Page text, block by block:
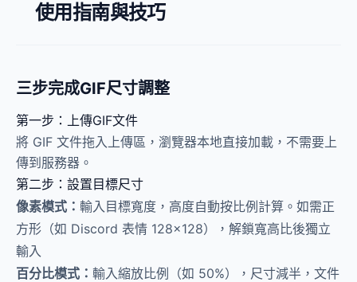
使用指南與技巧
三步完成GIF尺寸調整
第一步：上傳GIF文件
將 GIF 文件拖入上傳區，瀏覽器本地直接加載，不需要上
傳到服務器。
第二步：設置目標尺寸
像素模式： 輸入目標寬度，高度自動按比例計算。如需正
方形（如 Discord 表情 128×128），解鎖寬高比後獨立
輸入
百分比模式： 輸入縮放比例（如 50%），尺寸減半，文件